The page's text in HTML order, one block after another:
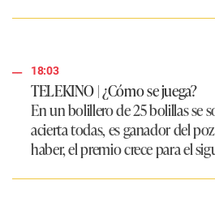
18:03
TELEKINO | ¿Cómo se juega?
En un bolillero de 25 bolillas se
acierta todas, es ganador del
haber, el premio crece para el